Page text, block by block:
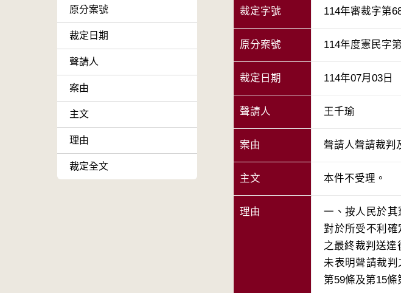
原分案號
裁定日期
聲請人
案由
主文
理由
裁定全文
裁定字號 114年審裁字第
原分案號 114年度憲民字
裁定日期 114年07月03日
聲請人 王千瑜
案由 聲請人聲請裁判
主文 本件不受理。
理由
一、按人民於其
對於所受不利
之最終裁判送達
未表明聲請裁